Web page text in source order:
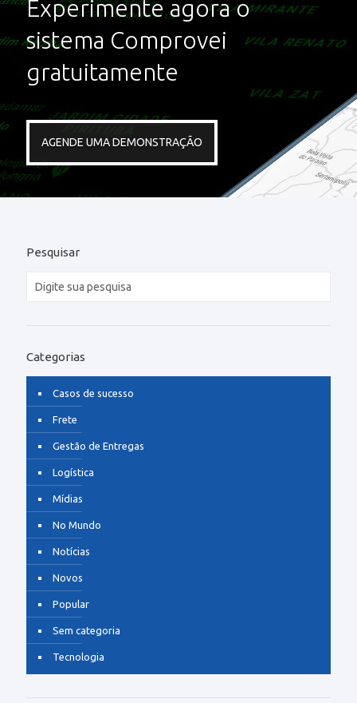
Experimente agora o
sistema Comprovei
gratuitamente
AGENDE UMA DEMONSTRAÇÃO
Pesquisar
Categorias
Casos de sucesso
Frete
Gestão de Entregas
Logística
Mídias
No Mundo
Notícias
Novos
Popular
Sem categoria
Tecnologia